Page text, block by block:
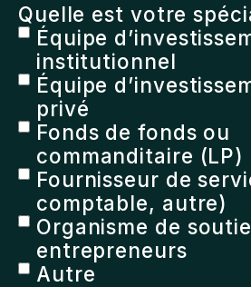
Quelle est votre
Équipe
institutionnel
Équipe
privé
Fonds de fonds ou
commanditaire (LP)
Fournisseur de
comptable, autre)
Organisme de
entrepreneurs
Autre